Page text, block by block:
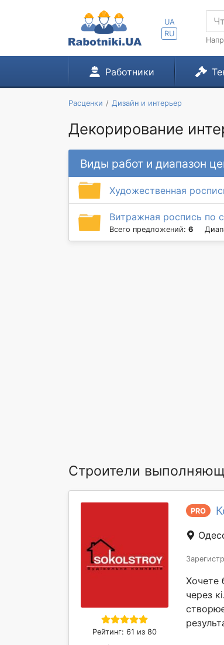
UA
RU
Работники
Расценки Дизайн и интерьер
Декорирование
Виды работ и диапазон
Художественная
Витражная роспись по
Всего предложений: 6
Строители
Рейтинг: 61 из 80
PRO
Хочете
через